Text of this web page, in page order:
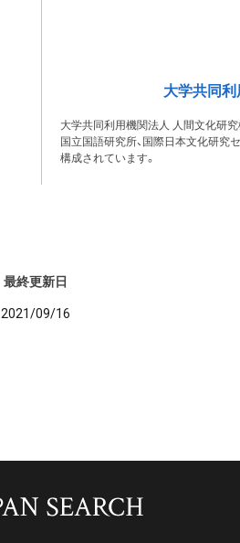
大学共同
大学共同利用機関法人 人間文化研究
国立国語研究所、国際日本文化研究
構成されています。
最終更新日
2021/09/16